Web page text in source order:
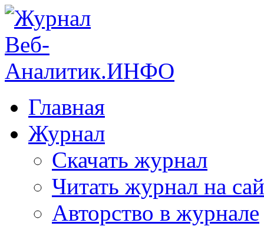
Главная
Журнал
Скачать журнал
Читать журнал на
Авторство в журнале